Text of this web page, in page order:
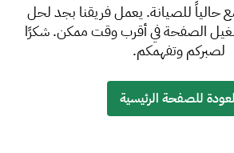
للصيانة. يعمل فريقنا بجد لحل
الصفحة في أقرب وقت ممكن. شكرًا
لصبركم وتفهمكم.
للصفحة الرئيسية